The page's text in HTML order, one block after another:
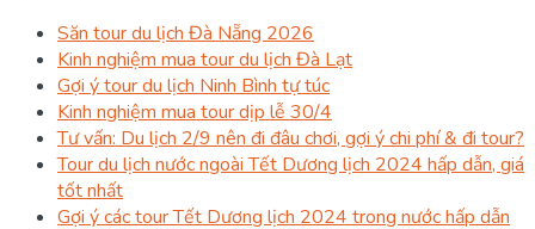
Săn tour du lịch Đà Nẵng 2026
Kinh nghiệm mua tour du lịch Đà Lạt
Gợi ý tour du lịch Ninh Bình tự túc
Kinh nghiệm mua tour dịp lễ 30/4
Tư vấn: Du lịch 2/9 nên đi đâu chơi, gợi ý chi phí & đi tour?
Tour du lịch nước ngoài Tết Dương lịch 2024 hấp dẫn, giá
tốt nhất
Gợi ý các tour Tết Dương lịch 2024 trong nước hấp dẫn